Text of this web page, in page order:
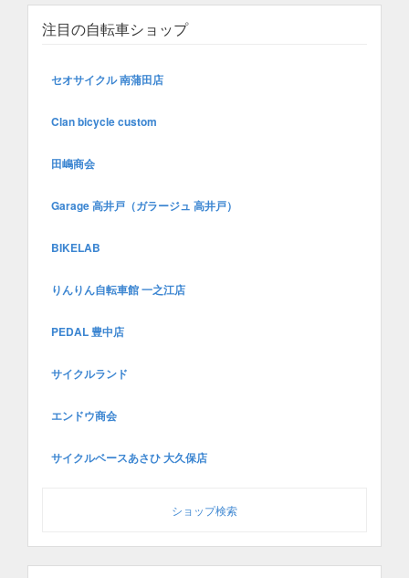
注目の自転車ショップ
セオサイクル 南蒲田店
Clan bicycle custom
田嶋商会
Garage 高井戸（ガラージュ 高井戸）
BIKELAB
りんりん自転車館 一之江店
PEDAL 豊中店
サイクルランド
エンドウ商会
サイクルベースあさひ 大久保店
ショップ検索